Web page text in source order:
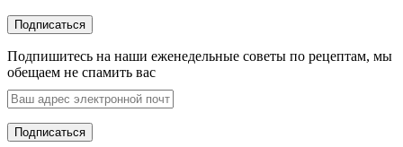
Подпишитесь на наши еженедельные советы по рецептам, мы
обещаем не спамить вас